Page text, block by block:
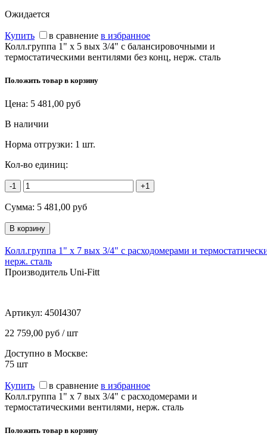
Ожидается
Купить в сравнение в избранное
Колл.группа 1" х 5 вых 3/4" с балансировочными и
термостатическими вентилями без конц, нерж. cталь
Положить товар в корзину
Цена: 5 481,00 руб
В наличии
Норма отгрузки: 1 шт.
Кол-во единиц:
-1 +1
Сумма: 5 481,00 руб
Колл.группа 1" х 7 вых 3/4" с расходомерами и
нерж. сталь
Производитель Uni-Fitt
Артикул: 450I4307
22 759,00 руб / шт
Доступно в Москве:
75 шт
Купить в сравнение в избранное
Колл.группа 1" х 7 вых 3/4" с расходомерами и
термостатическими вентилями, нерж. сталь
Положить товар в корзину